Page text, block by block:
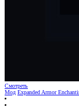
Смотреть
Мод Expanded Armor